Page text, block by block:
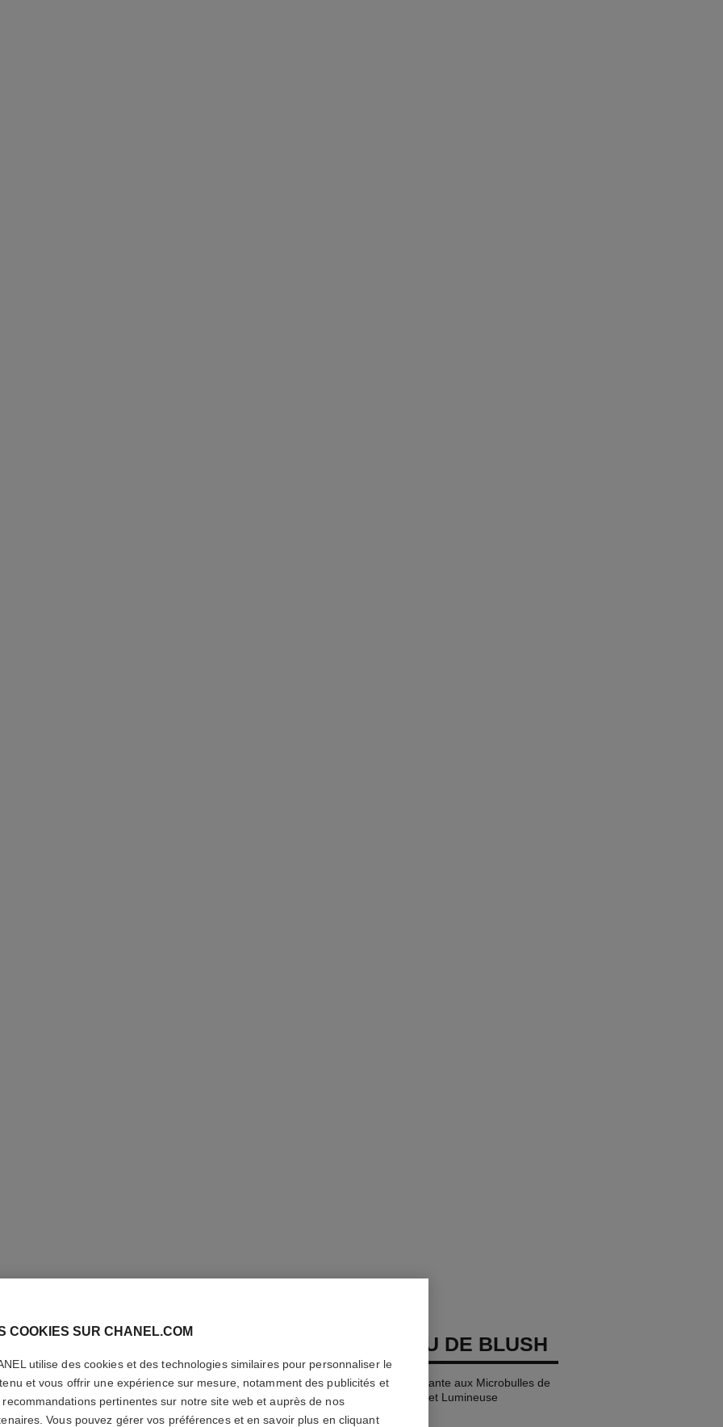
LES BEIGES EAU DE BLUSH
Eau de Blush Fraiche et Hydratante aux Microbulles de
Pigments. Belle Mine Naturelle et Lumineuse
En savoir plus
COOKIES SUR CHANEL.COM
utilise des cookies et des technologies similaires pour personnaliser le
et vous offrir une expérience sur mesure, notamment des publicités et
recommandations pertinentes sur notre site web et auprès de nos
Vous pouvez gérer vos préférences et en savoir plus en cliquant